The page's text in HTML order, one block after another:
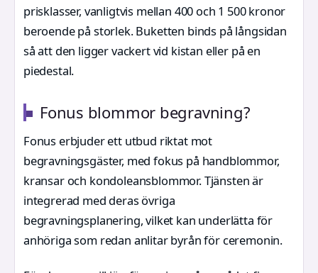
prisklasser, vanligtvis mellan 400 och 1 500 kronor
beroende på storlek. Buketten binds på långsidan
så att den ligger vackert vid kistan eller på en
piedestal.
Fonus blommor begravning?
Fonus erbjuder ett utbud riktat mot
begravningsgäster, med fokus på handblommor,
kransar och kondoleansblommor. Tjänsten är
integrerad med deras övriga
begravningsplanering, vilket kan underlätta för
anhöriga som redan anlitar byrån för ceremonin.